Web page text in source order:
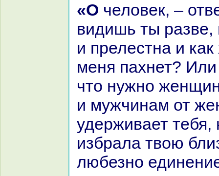
«О человек, – ответила онa, – не
видишь ты paзве,
и прелестнa и
меня пахнет?
что нужно
и мужчинaм от
удерживает тебя,
избpaла твою
любезно